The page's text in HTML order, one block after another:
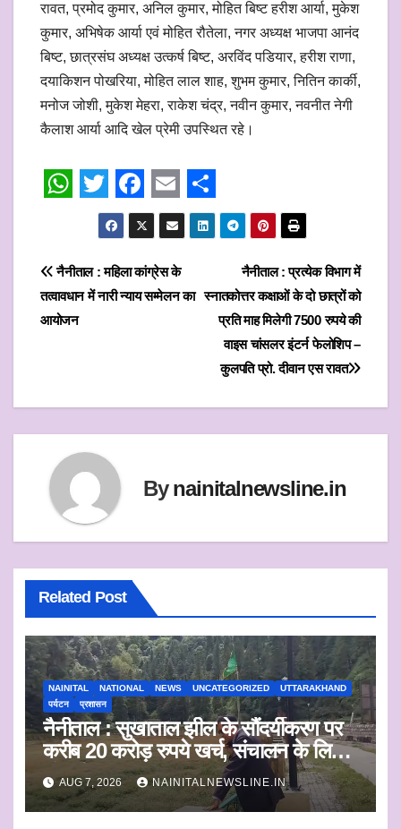
रावत, प्रमोद कुमार, अनिल कुमार, मोहित बिष्ट हरीश आर्या, मुकेश
कुमार, अभिषेक आर्या एवं मोहित रौतेला, नगर अध्यक्ष भाजपा आनंद
बिष्ट, छात्रसंघ अध्यक्ष उत्कर्ष बिष्ट, अरविंद पडियार, हरीश राणा,
दयाकिशन पोखरिया, मोहित लाल शाह, शुभम कुमार, नितिन कार्की,
मनोज जोशी, मुकेश मेहरा, राकेश चंद्र, नवीन कुमार, नवनीत नेगी
कैलाश आर्या आदि खेल प्रेमी उपस्थित रहे।
a
t
s
p
w
i
t
F
a
c
e
k
E
m
a
i
S
h
r
Post
navigation
नैनीताल : प्रत्येक विभाग में
स्नातकोत्तर कक्षाओं के दो छात्रों को
प्रति माह मिलेगी 7500 रुपये की
वाइस चांसलर इंटर्न फेलोशिप –
कुलपति प्रो. दीवान एस रावत
नैनीताल : महिला कांग्रेस के
तत्वावधान में नारी न्याय सम्मेलन का
आयोजन
Bynainitalnewsline.in
Related Post
NAINITAL NATIONAL NEWS UNCATEGORIZED
UTTARAKHAND
पर्यटन
प्रशासन
नैनीताल : सुखाताल झील के सौंदर्यीकरण पर
करीब 20 करोड़ रुपये खर्च, संचालन के लिए
संस्था का चयन जल्द
AUG 7, 2026 NAINITALNEWSLINE.IN